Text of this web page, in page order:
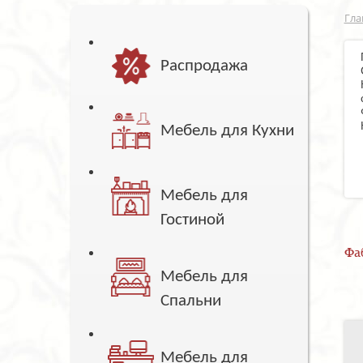
Распродажа
Мебель для Кухни
Мебель для
Гостиной
Мебель для
Спальни
Мебель для